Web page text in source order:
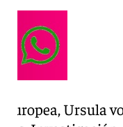
Europea, Ursula